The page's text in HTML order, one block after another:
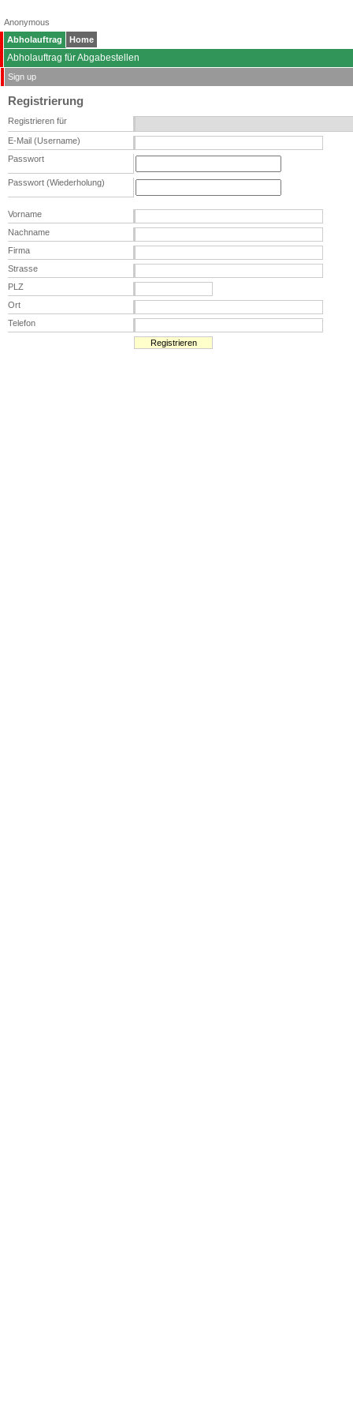
Anonymous
Abholauftrag
Home
Abholauftrag für Abgabestellen
Sign up
Registrierung
Registrieren für
E-Mail (Username)
Passwort
Passwort (Wiederholung)
Vorname
Nachname
Firma
Strasse
PLZ
Ort
Telefon